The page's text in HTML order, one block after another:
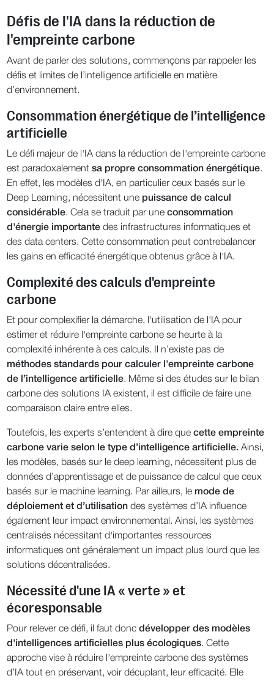
Défis de l'IA dans la réduction de
l'empreinte carbone
Avant de parler des solutions, commençons par rappeler les
défis et limites de l’intelligence artificielle en matière
d’environnement.
Consommation énergétique de l’intelligence
artificielle
Le défi majeur de l'IA dans la réduction de l'empreinte carbone
est paradoxalementsa propre consommation énergétique.
En effet, les modèles d'IA, en particulier ceux basés sur le
Deep Learning, nécessitent une puissance de calcul
considérable. Cela se traduit par uneconsommation
d'énergie importantedes infrastructures informatiques et
des data centers. Cette consommation peut contrebalancer
les gains en efficacité énergétique obtenus grâce à l'IA.
Complexité des calculs d'empreinte
carbone
Et pour complexifier la démarche, l'utilisation de l'IA pour
estimer et réduire l'empreinte carbone se heurte à la
complexité inhérente à ces calculs. Il n’existe pas de
méthodes standards pour calculer l'empreinte carbone
de l’intelligence artificielle. Même si des études sur le bilan
carbone des solutions IA existent, il est difficile de faire une
comparaison claire entre elles.
Toutefois, les experts s’entendent à dire quecette empreinte
carbone varie selon le type d’intelligence artificielle. Ainsi,
les modèles, basés sur le deep learning, nécessitent plus de
données d’apprentissage et de puissance de calcul que ceux
basés sur le machine learning. Par ailleurs, le mode de
déploiement et d’utilisation des systèmes d’IA influence
également leur impact environnemental. Ainsi, les systèmes
centralisés nécessitant d'importantes ressources
informatiques ont généralement un impact plus lourd que les
solutions décentralisées.
Nécessité d'une IA « verte » et
écoresponsable
Pour relever ce défi, il faut doncdévelopper des modèles
d'intelligences artificielles plus écologiques. Cette
approche vise à réduire l'empreinte carbone des systèmes
d’IA tout en préservant, voir décuplant, leur efficacité. Elle